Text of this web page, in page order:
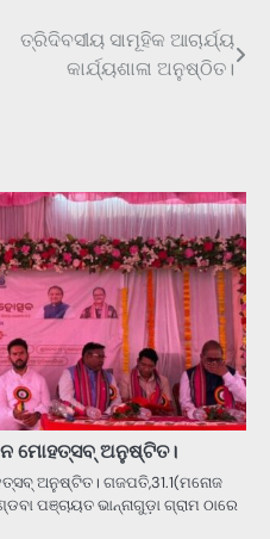
ତ୍ରିଦିବସୀୟ ସାମୂହିକ ଆଚାର୍ଯ୍ୟ
କାର୍ଯ୍ୟଶାଳା ଅନୁଷ୍ଠିତ।
ମୋହତ୍ସବ୍ ଅନୁଷ୍ଟିତ।
ଅନୁଷ୍ଟିତ। ଗଜପତି,31.1(ମନୋଜ
ପଞ୍ଚାୟତ ଭାନ୍ନାଗୁଡ଼ା ଗ୍ରାମ ଠାରେ